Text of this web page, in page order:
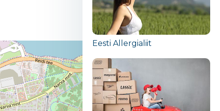
Eesti Allergialiit